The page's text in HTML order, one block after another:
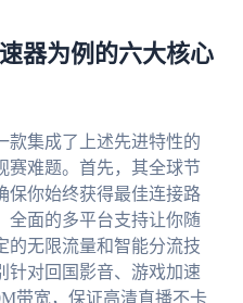
器为例的六大核心
款集成了上述先进特性的
赛难题。首先，其全球节
保你始终获得最佳连接路
全面的多平台支持让你随
的无限流量和智能分流技
针对回国影音、游戏加速
带宽，保证高清直播不卡